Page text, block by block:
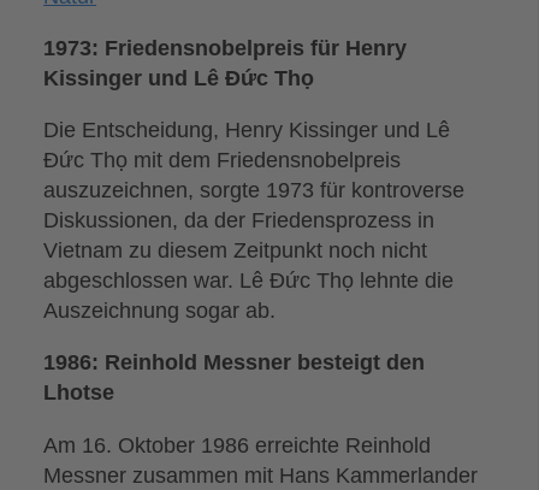
1973: Friedensnobelpreis für Henry
Kissinger und Lê Đức Thọ
Die Entscheidung, Henry Kissinger und Lê
Đức Thọ mit dem Friedensnobelpreis
auszuzeichnen, sorgte 1973 für kontroverse
Diskussionen, da der Friedensprozess in
Vietnam zu diesem Zeitpunkt noch nicht
abgeschlossen war. Lê Đức Thọ lehnte die
Auszeichnung sogar ab.
1986: Reinhold Messner besteigt den
Lhotse
Am 16. Oktober 1986 erreichte Reinhold
Messner zusammen mit Hans Kammerlander